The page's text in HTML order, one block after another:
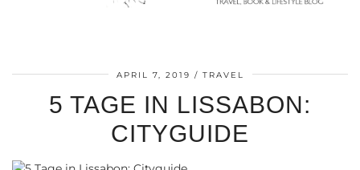
APRIL 7, 2019 TRAVEL
5 TAGE IN LISSABON:
CITYGUIDE